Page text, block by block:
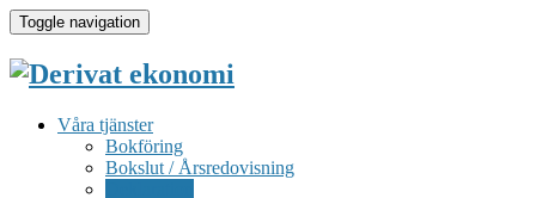
Toggle navigation
Våra tjänster
Bokföring
Bokslut / Årsredovisning